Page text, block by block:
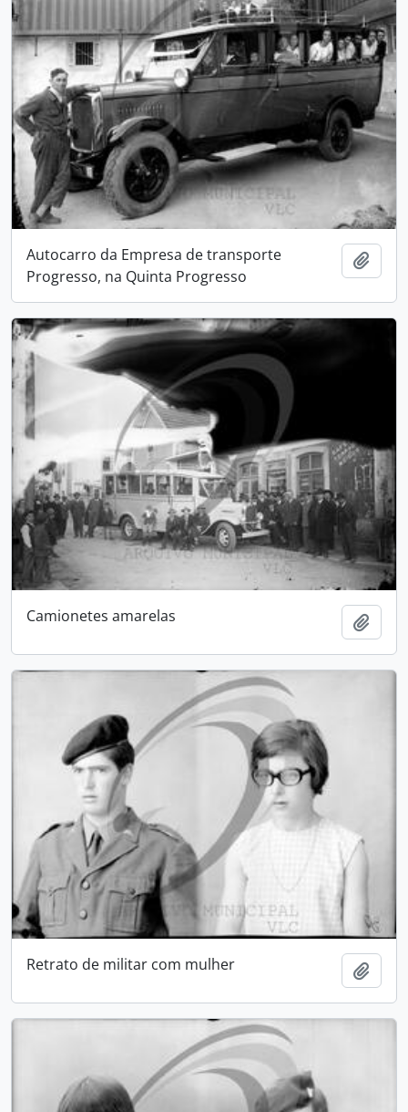
Autocarro da Empresa de transporte
Progresso, na Quinta Progresso
Camionetes amarelas
Retrato de militar com mulher